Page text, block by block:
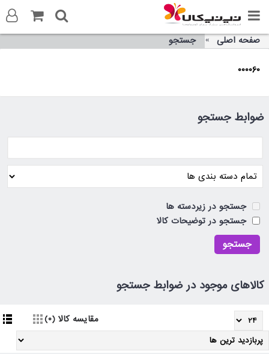
صفحه اصلی جستجو
000060
ضوابط جستجو
جستجو در زیردسته ها
جستجو در توضیحات کالا
کالاهای موجود در ضوابط جستجو
مقایسه کالا (0)